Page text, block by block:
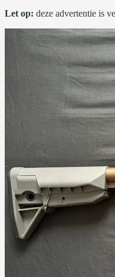
Let op: deze advertentie is